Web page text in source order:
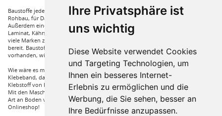
Ihre Privatsphäre ist
uns wichtig
Diese Website verwendet Cookies
und Targeting Technologien, um
Ihnen ein besseres Internet-
Erlebnis zu ermöglichen und die
Werbung, die Sie sehen, besser an
Ihre Bedürfnisse anzupassen.
Baustoffe jeder Art die sie für ihren Haus benötigen, wie beispielsweise für den
Rohbau, für Dämmungen für ihr Haus und für den Innenausbau. Wir führen
Außerdem eine große Auswahl an Bodenbelägen wie GUNREBEN Parkett, JOKA
Laminat, Kährs Parkett, Pardor Laminat, PCV Boden der Marke Wefloor und
viele Marken zu Fliesen, hierzu steht unser Service Team aus Fachprofis zur Hilfe
bereit. Baustoffe für den Außenbereich haben wir ebenso in unserem Sortiment
vorhanden, wie Dachfenster, Gartenhäuser und auch diverse Zäune.
Wie wäre es mit Klebstoffe von Uzin, wie zum Beispiel das Aluminium
Klebeband, dass Sie auch bei hoher Hitze einsetzen können oder auch ein
Klebstoff von Bona, dass für verkleben von Massivholzdielen in Einsatz kommt.
Mit den Maschinen von Wolff und Janser können sie im Handumdrehen jeder
Art an Boden verarbeiten. Vieles mehr an Marken und Artikel nur bei uns im
Onlineshop!